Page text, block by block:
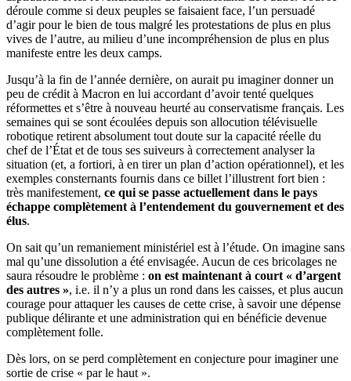
déroule comme si deux peuples se faisaient face, l’un persuadé
d’agir pour le bien de tous malgré les protestations de plus en plus
vives de l’autre, au milieu d’une incompréhension de plus en plus
manifeste entre les deux camps.
Jusqu’à la fin de l’année dernière, on aurait pu imaginer donner un
peu de crédit à Macron en lui accordant d’avoir tenté quelques
réformettes et s’être à nouveau heurté au conservatisme français. Les
semaines qui se sont écoulées depuis son allocution télévisuelle
robotique retirent absolument tout doute sur la capacité réelle du
chef de l’État et de tous ses suiveurs à correctement analyser la
situation (et, a fortiori, à en tirer un plan d’action opérationnel), et les
exemples consternants fournis dans ce billet l’illustrent fort bien :
très manifestement, ce qui se passe actuellement dans le pays
échappe complètement à l’entendement du gouvernement et des
élus.
On sait qu’un remaniement ministériel est à l’étude. On imagine sans
mal qu’une dissolution a été envisagée. Aucun de ces bricolages ne
saura résoudre le problème : on est maintenant à court « d’argent
des autres », i.e. il n’y a plus un rond dans les caisses, et plus aucun
courage pour attaquer les causes de cette crise, à savoir une dépense
publique délirante et une administration qui en bénéficie devenue
complètement folle.
Dès lors, on se perd complètement en conjecture pour imaginer une
sortie de crise « par le haut ».